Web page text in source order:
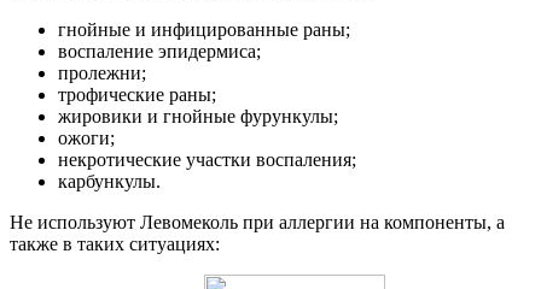
гнойные и инфицированные раны;
воспаление эпидермиса;
пролежни;
трофические раны;
жировики и гнойные фурункулы;
ожоги;
некротические участки воспаления;
карбункулы.
Не используют Левомеколь при аллергии на компоненты, а
также в таких ситуациях: